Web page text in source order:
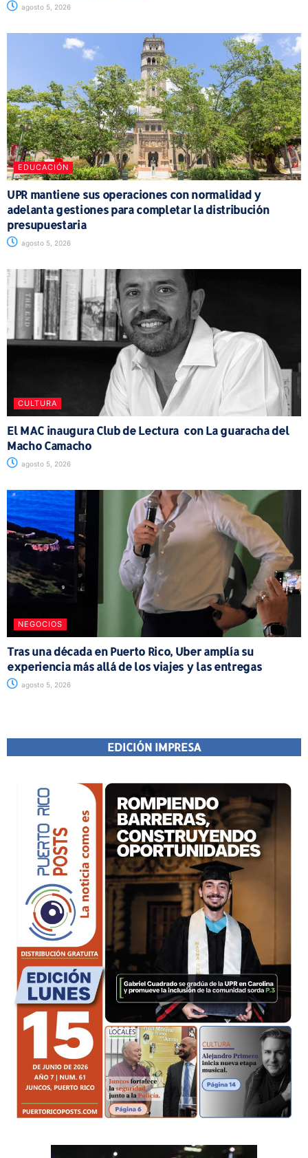
agosto 5, 2026
EDUCACIÓN
UPR mantiene sus operaciones con normalidad y
adelanta gestiones para completar la distribución
presupuestaria
agosto 5, 2026
CULTURA
El MAC inaugura Club de Lectura con La guaracha del
Macho Camacho
agosto 5, 2026
NEGOCIOS
Tras una década en Puerto Rico, Uber amplía su
experiencia más allá de los viajes y las entregas
agosto 5, 2026
EDICIÓN IMPRESA